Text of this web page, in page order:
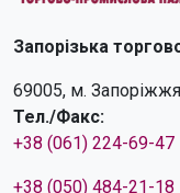
Запорізька
69005, м.
Тел./Факс:
+38 (061) 224-69-47
+38 (050) 484-21-18